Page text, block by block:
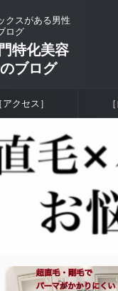
クスがある男性
ログ
特化美容
ログ
アクセス］